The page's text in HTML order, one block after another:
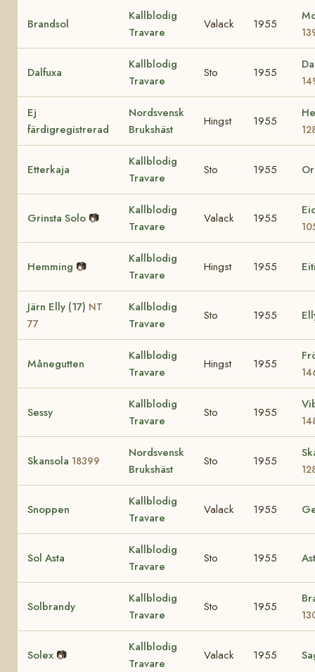
Brandsol
Kallblodig
Travare
Valack 1955
Dalfuxa
Kallblodig
Travare
Sto 1955
Ej
färdigregistrerad
Nordsvensk
Brukshäst
Hingst 1955
Etterkaja
Kallblodig
Travare
Sto 1955
Grinsta Solo 📷
Kallblodig
Travare
Valack 1955
Hemming 📷
Kallblodig
Travare
Hingst 1955
Järn Elly (17) NT
77
Kallblodig
Travare
Sto 1955
Månegutten
Kallblodig
Travare
Hingst 1955
Sessy
Kallblodig
Travare
Sto 1955
Skansola 18399
Nordsvensk
Brukshäst
Sto 1955
Snoppen
Kallblodig
Travare
Valack 1955
Sol Asta
Kallblodig
Travare
Sto 1955
Solbrandy
Kallblodig
Travare
Sto 1955
Solex 📷
Kallblodig
Travare
Valack 1955